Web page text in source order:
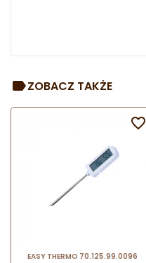
ZOBACZ TAKŻE
EASY THERMO 70.125.99.0096
